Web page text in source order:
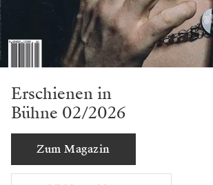
Erschienen in
Bühne 02/2026
Zum Magazin